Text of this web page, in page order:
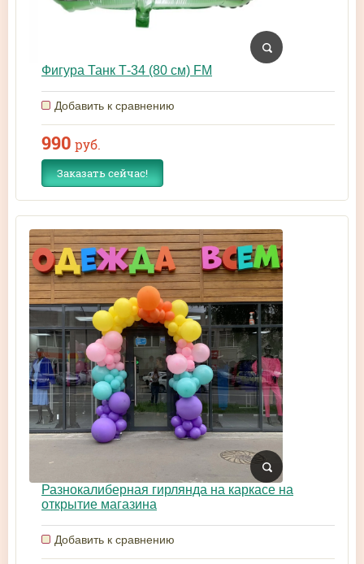
Фигура Танк Т-34 (80 см) FM
Добавить к сравнению
990 руб.
Заказать сейчас!
Разнокалиберная гирлянда на каркасе на
открытие магазина
Добавить к сравнению